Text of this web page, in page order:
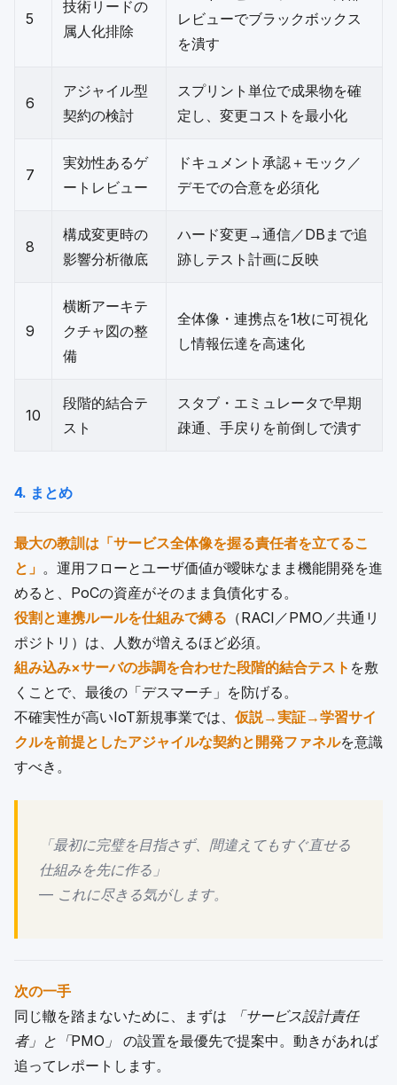
5
技術リードの
属人化排除
レビューでブラックボックス
を潰す
6
アジャイル型
契約の検討
スプリント単位で成果物を確
定し、変更コストを最小化
7
実効性あるゲ
ートレビュー
ドキュメント承認＋モック／
デモでの合意を必須化
8
構成変更時の
影響分析徹底
ハード変更→通信／DBまで追
跡しテスト計画に反映
9
横断アーキテ
クチャ図の整
備
全体像・連携点を1枚に可視化
し情報伝達を高速化
10
段階的結合テ
スト
スタブ・エミュレータで早期
疎通、手戻りを前倒しで潰す
4. まとめ
最大の教訓は「サービス全体像を握る責任者を立てるこ
と」 。運用フローとユーザ価値が曖昧なまま機能開発を進
めると、PoCの資産がそのまま負債化する。
役割と連携ルールを仕組みで縛る （RACI／PMO／共通リ
ポジトリ）は、人数が増えるほど必須。
組み込み×サーバの歩調を合わせた段階的結合テスト を敷
くことで、最後の「デスマーチ」を防げる。
不確実性が高いIoT新規事業では、 仮説→実証→学習サイ
クルを前提としたアジャイルな契約と開発ファネルを意識
すべき。
「最初に完璧を目指さず、間違えてもすぐ直せる
仕組みを先に作る」
— これに尽きる気がします。
次の一手
同じ轍を踏まないために、まずは
「サービス設計責任
者」と「PMO」
の設置を最優先で提案中。動きがあれば
追ってレポートします。